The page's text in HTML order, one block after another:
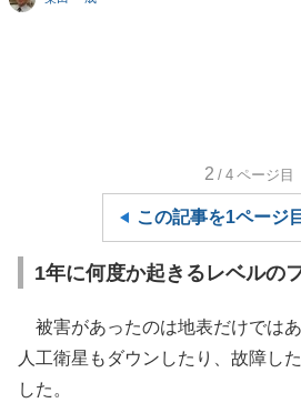
2 /4 ページ目
この記事を1ページ
1年に何度か起きるレベルの
被害があったのは地表だけでは
人工衛星もダウンしたり、故障し
した。